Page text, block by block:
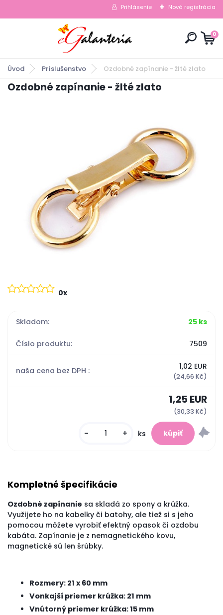
Prihlásenie Nová registrácia
0
Úvod Príslušenstvo Ozdobné zapínanie - žlté zlato
Ozdobné zapínanie - žlté zlato
0x
Skladom: 25 ks
Číslo produktu: 7509
naša cena bez DPH : 1,02 EUR
(24,66 Kč)
1,25 EUR
(30,33 Kč)
- + ks
Kompletné špecifikácie
Ozdobné zapínanie sa skladá zo spony a krúžka.
Využijete ho na kabelky či batohy, ale tiež si s jeho
pomocou môžete vyrobiť efektný opasok či ozdobu
kabáta. Zapínanie je z nemagnetického kovu,
magnetické sú len šrúbky.
Rozmery: 21 x 60 mm
Vonkajší priemer krúžka: 21 mm
Vnútorný priemer krúžka: 15 mm